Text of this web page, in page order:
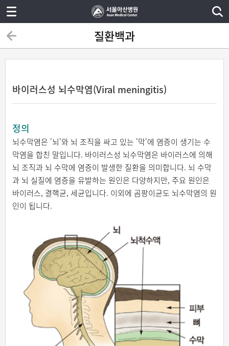
질환백과
바이러스성 뇌수막염(Viral meningitis)
정의
뇌수막염은 '뇌'와 뇌 조직을 싸고 있는 '막'에 염증이 생기는 수
막염을 합친 말입니다. 바이러스성 뇌수막염은 바이러스에 의해
뇌 조직과 뇌 수막에 염증이 발생한 질환을 의미합니다. 뇌 수막
과 뇌 실질에 염증을 유발하는 원인은 다양하지만, 주요 원인은
바이러스, 결핵균, 세균입니다. 이외에 곰팡이균도 뇌수막염의 원
인이 됩니다.